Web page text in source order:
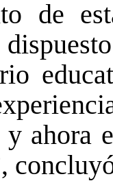
de
y ahora